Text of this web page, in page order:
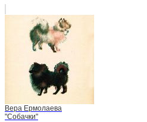
Вера Ермолаева
"Собачки"